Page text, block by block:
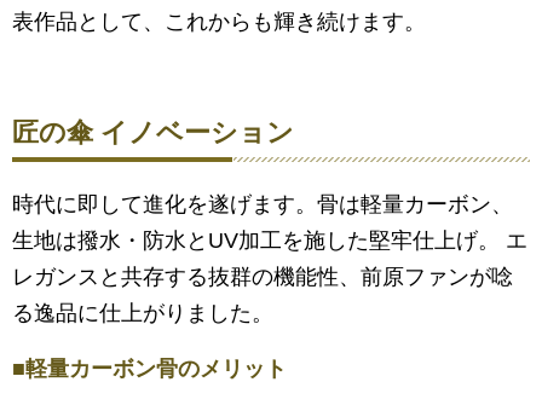
表作品として、これからも輝き続けます。
匠の傘 イノベーション
時代に即して進化を遂げます。骨は軽量カーボン、
生地は撥水・防水とUV加工を施した堅牢仕上げ。 エ
レガンスと共存する抜群の機能性、前原ファンが唸
る逸品に仕上がりました。
■軽量カーボン骨のメリット